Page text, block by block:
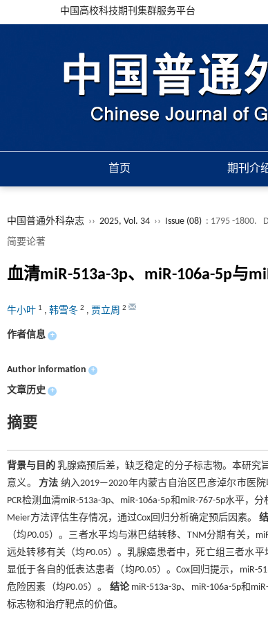
中国高校科技期刊集群服务平台
首页 期刊介
中国普通外科杂志 ›› 2025, Vol. 34 ›› Issue (08) : 1795 -1800.
简要论著
血清miR-513a-3p、miR-106a-5p与
牛小叶 1 , 韩雪冬 2 , 贾立周 2
作者信息 +
Author information +
文章历史 +
摘要
背景与目的 乳腺癌预后差，缺乏稳定的分子标志物。本研究
意义。方法 纳入2019—2020年内蒙古自治区巴彦淖尔市医
PCR检测血清miR-513a-3p、miR-106a-5p和miR-767-5p水平
Meier方法评估生存情况，通过Cox回归分析确定预后因素。
（均P0.05）。三者水平均与淋巴结转移、TNM分期有关，
远处转移有关（均P0.05）。乳腺癌患者中，死亡组三者水
显低于各自的低表达患者（均P0.05）。Cox回归提示，miR-
危险因素（均P0.05）。 结论miR-513a-3p、miR-106a-5p和
标志物和治疗靶点的价值。